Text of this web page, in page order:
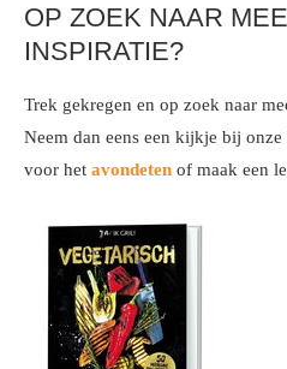
OP ZOEK NAAR
INSPIRATIE?
Trek gekregen en op zoek naar
Neem dan eens een kijkje bij onze
voor het avondeten of maak een